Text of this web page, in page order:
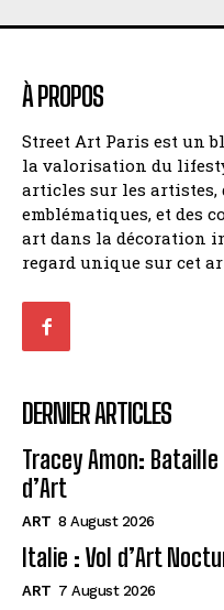
À PROPOS
Street Art Paris est un
la valorisation du
articles sur les artistes,
emblématiques, et des
art dans la décoration
regard unique sur cet
DERNIER ARTICLES
Tracey Amon:
d’Art
ART 8 August 2026
Italie : Vol d’Art
ART 7 August 2026